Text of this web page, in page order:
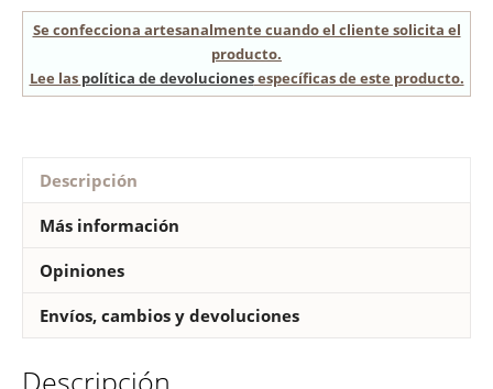
Se confecciona artesanalmente cuando el cliente solicita el
producto.
Lee las política de devolucionesespecíficas de este producto.
Descripción
Más información
Opiniones
Envíos, cambios y devoluciones